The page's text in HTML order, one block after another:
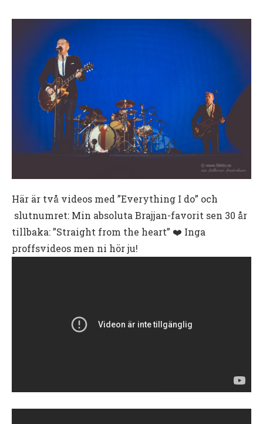
Här är två videos med ”Everything I do” och
slutnumret: Min absoluta Brajjan-favorit sen 30 år
tillbaka: ”Straight from the heart” ❤️ Inga
proffsvideos men ni hör ju!